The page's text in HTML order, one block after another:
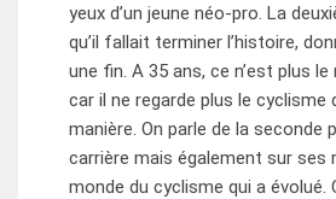
yeux d’un jeune néo-pro. La
qu’il fallait terminer l’histoire,
une fin. A 35 ans, ce n’est plus
car il ne regarde plus le cyclisme
manière. On parle de la seconde
carrière mais également sur ses
monde du cyclisme qui a évolué.